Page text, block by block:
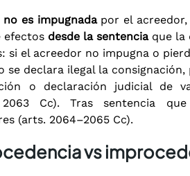
no es impugnadapor el
efectos desde la sentenciaque la
si el acreedor no impugna o
se declara ilegal la consignación,
o declaración judicial de
Cc). Tras sentencia
(arts. 2064–2065 Cc).
vs